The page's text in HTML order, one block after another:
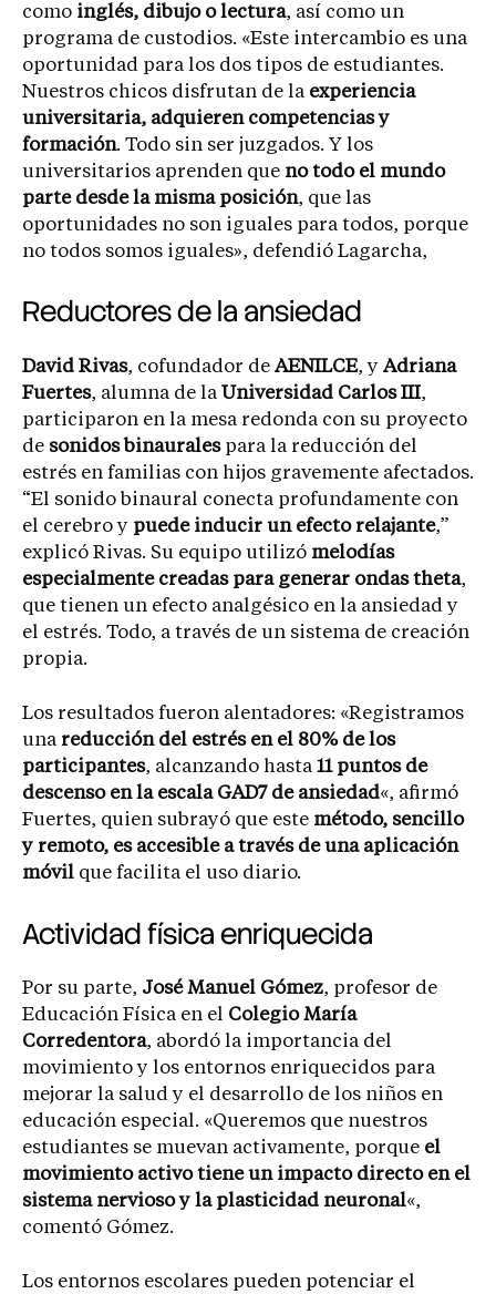
como inglés, dibujo o lectura, así como un
programa de custodios. «Este intercambio es una
oportunidad para los dos tipos de estudiantes.
Nuestros chicos disfrutan de la experiencia
universitaria, adquieren competencias y
formación. Todo sin ser juzgados. Y los
universitarios aprenden que no todo el mundo
parte desde la misma posición, que las
oportunidades no son iguales para todos, porque
no todos somos iguales», defendió Lagarcha,
Reductores de la ansiedad
David Rivas, cofundador de AENILCE, y Adriana
Fuertes, alumna de la Universidad Carlos III,
participaron en la mesa redonda con su proyecto
de sonidos binauralespara la reducción del
estrés en familias con hijos gravemente afectados.
“El sonido binaural conecta profundamente con
el cerebro y puede inducir un efecto relajante,”
explicó Rivas. Su equipo utilizó melodías
especialmente creadas para generar ondas theta,
que tienen un efecto analgésico en la ansiedad y
el estrés. Todo, a través de un sistema de creación
propia.
Los resultados fueron alentadores: «Registramos
una reducción del estrés en el 80% de los
participantes, alcanzando hasta 11 puntos de
descenso en la escala GAD7 de ansiedad«, afirmó
Fuertes, quien subrayó que este método, sencillo
y remoto, es accesible a través de una aplicación
móvil que facilita el uso diario.
Actividad física enriquecida
Por su parte, José Manuel Gómez, profesor de
Educación Física en el Colegio María
Corredentora, abordó la importancia del
movimiento y los entornos enriquecidos para
mejorar la salud y el desarrollo de los niños en
educación especial. «Queremos que nuestros
estudiantes se muevan activamente, porque el
movimiento activo tiene un impacto directo en el
sistema nervioso y la plasticidad neuronal«,
comentó Gómez.
Los entornos escolares pueden potenciar el